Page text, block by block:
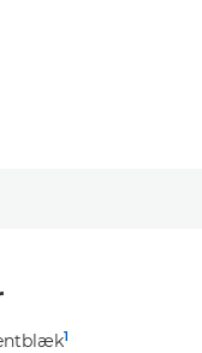
breadcrumbs
1